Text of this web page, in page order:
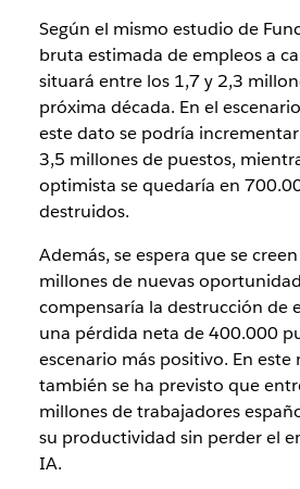
Según el mismo estudio de
bruta estimada de empleos a
situará entre los 1,7 y 2,3
próxima década. En el
este dato se podría
3,5 millones de puestos,
optimista se quedaría en
destruidos.
Además, se espera que se
millones de nuevas
compensaría la destrucción de
una pérdida neta de 400.000
escenario más positivo. En
también se ha previsto que
millones de trabajadores
su productividad sin perder el
IA.